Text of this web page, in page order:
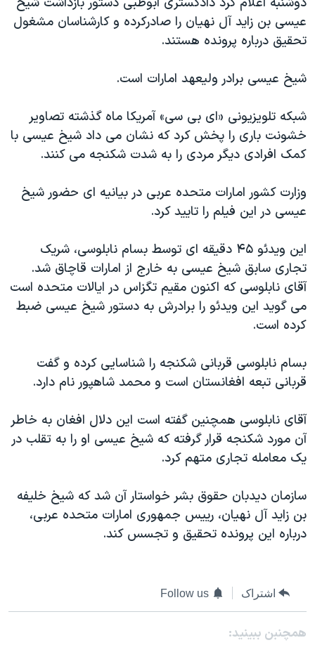
ویدیوها
فرهنگ و زندگی
اقتصادی
علم و فناوری
اسرائیل در جنگ
گالری عکس
آرشیو پخش زنده
بایگانی برنامه‌های تلویزیونی
مستندها
حمله جمهوری اسلامی به اسرائیل
رمز مهسا
ورزش زنان در ایران
اعتراضات زن، زندگی، آزادی
مجموعه مستندهای دادخواهی
تریبونال مردمی آبان ۹۸
چهل سال گروگان‌گیری
قانون شفافیت دارائی کادر رهبری ایران
اعتراضات مردمی آبان ۹۸
نرگس محمدی برنده جایزه نوبل صلح
همایش محافظه‌کاران آمریکا «سی‌پک»
صفحه‌های ویژه
سفر پرزیدنت ترامپ به چین
دنبال کنید
زبانهای مختلف
عیسی بن زاید آل نهیان را صادرکرده و کارشناسان مشغول
تحقیق درباره پرونده هستند.
شیخ عیسی برادر ولیعهد امارات است.
شبکه تلویزیونی «ای بی سی» آمریکا ماه گذشته تصاویر
خشونت باری را پخش کرد که نشان می داد شیخ عیسی با
کمک افرادی دیگر مردی را به شدت شکنجه می کنند.
وزارت کشور امارات متحده عربی در بیانیه ای حضور شیخ
عیسی در این فیلم را تایید کرد.
این ویدئو ۴۵ دقیقه ای توسط بسام نابلوسی، شریک
تجاری سابق شیخ عیسی به خارج از امارات قاچاق شد.
آقای نابلوسی که اکنون مقیم تگزاس در ایالات متحده است
می گوید این ویدئو را برادرش به دستور شیخ عیسی ضبط
کرده است.
بسام نابلوسی قربانی شکنجه را شناسایی کرده و گفت
قربانی تبعه افغانستان است و محمد شاهپور نام دارد.
آقای نابلوسی همچنین گفته است این دلال افغان به خاطر
آن مورد شکنجه قرار گرفته که شیخ عیسی او را به تقلب در
یک معامله تجاری متهم کرد.
سازمان دیدبان حقوق بشر خواستار آن شد که شیخ خلیفه
بن زاید آل نهیان، رییس جمهوری امارات متحده عربی،
درباره این پرونده تحقیق و تجسس کند.
اشتراک Follow us
همچنبن ببینید: